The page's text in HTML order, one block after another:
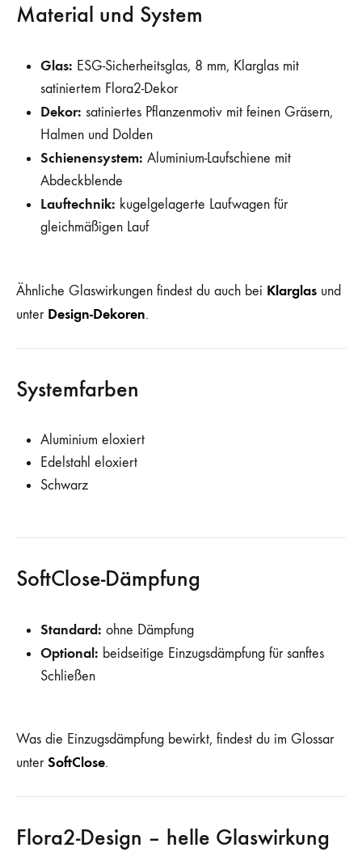
Material und System
Glas: ESG-Sicherheitsglas, 8 mm, Klarglas mit
satiniertem Flora2-Dekor
Dekor: satiniertes Pflanzenmotiv mit feinen Gräsern,
Halmen und Dolden
Schienensystem: Aluminium-Laufschiene mit
Abdeckblende
Lauftechnik: kugelgelagerte Laufwagen für
gleichmäßigen Lauf
Ähnliche Glaswirkungen findest du auch bei Klarglas und
unter Design-Dekoren.
Systemfarben
Aluminium eloxiert
Edelstahl eloxiert
Schwarz
SoftClose-Dämpfung
Standard: ohne Dämpfung
Optional: beidseitige Einzugsdämpfung für sanftes
Schließen
Was die Einzugsdämpfung bewirkt, findest du im Glossar
unterSoftClose.
Flora2-Design – helle Glaswirkung